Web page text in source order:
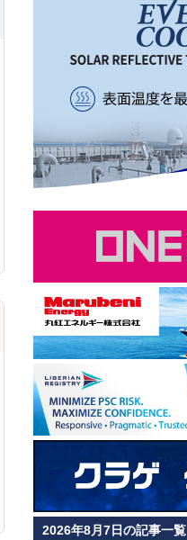
2026年8月7日の記事一覧